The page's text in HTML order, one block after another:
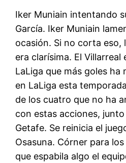
Iker Muniain intentando
García. Iker Muniain
ocasión. Si no corta eso,
era clarísima. El Villarreal
LaLiga que más goles ha
en LaLiga esta
de los cuatro que no ha
con estas acciones,
Getafe. Se reinicia el
Osasuna. Córner para
que espabila algo el